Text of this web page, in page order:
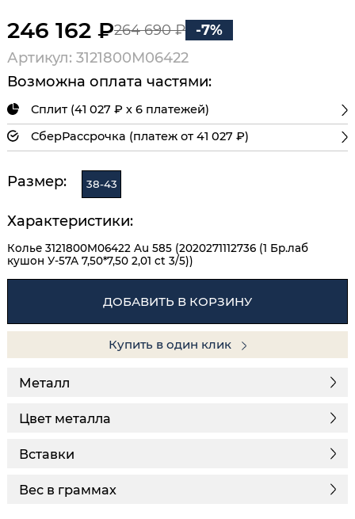
246 162 ₽264 690 ₽
-7%
Артикул: 3121800М06422
Возможна оплата частями:
Сплит (41 027 ₽ х 6 платежей)
СберРассрочка (платеж от 41 027 ₽)
Размер: 38-43
Характеристики:
Колье 3121800М06422 Au 585 (2020271112736 (1 Бр.лаб
кушон У-57А 7,50*7,50 2,01 ct 3/5))
ДОБАВИТЬ В КОРЗИНУ
Купить в один клик
Металл
Цвет металла
Вставки
Вес в граммах